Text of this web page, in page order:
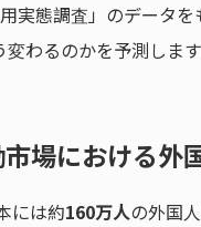
用実態調査」のデータ
わるのかを予測しま
場における外
には約160万人の外国